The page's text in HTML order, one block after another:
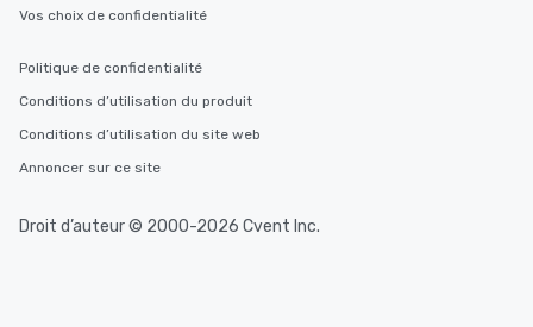
Vos choix de confidentialité
Politique de confidentialité
Conditions d’utilisation du produit
Conditions d’utilisation du site web
Annoncer sur ce site
Droit d’auteur © 2000-2026 Cvent Inc.